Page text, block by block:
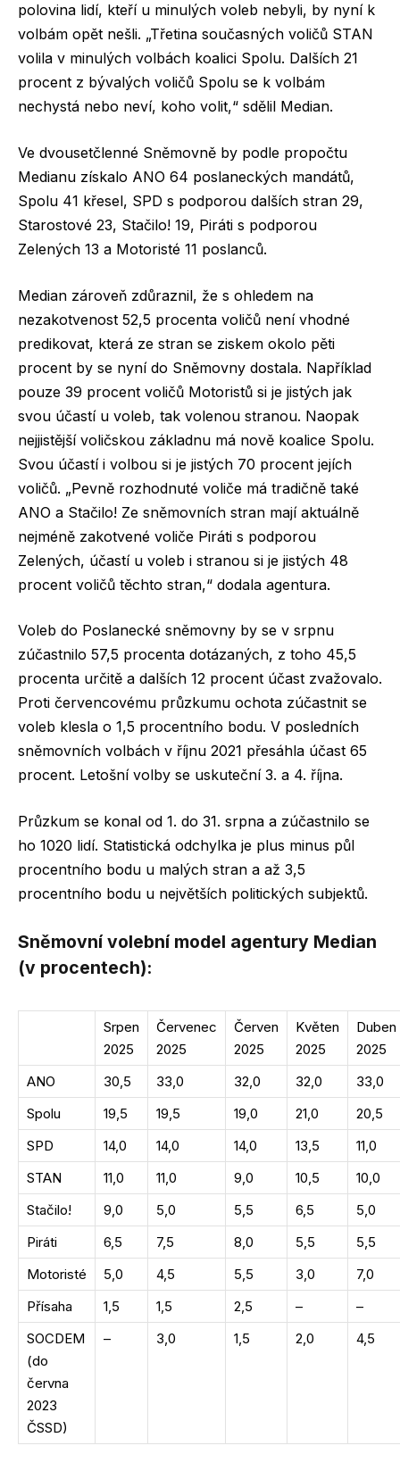
polovina lidí, kteří u minulých voleb nebyli, by nyní k
volbám opět nešli. „Třetina současných voličů STAN
volila v minulých volbách koalici Spolu. Dalších 21
procent z bývalých voličů Spolu se k volbám
nechystá nebo neví, koho volit,“ sdělil Median.
Ve dvousetčlenné Sněmovně by podle propočtu
Medianu získalo ANO 64 poslaneckých mandátů,
Spolu 41 křesel, SPD s podporou dalších stran 29,
Starostové 23, Stačilo! 19, Piráti s podporou
Zelených 13 a Motoristé 11 poslanců.
Median zároveň zdůraznil, že s ohledem na
nezakotvenost 52,5 procenta voličů není vhodné
predikovat, která ze stran se ziskem okolo pěti
procent by se nyní do Sněmovny dostala. Například
pouze 39 procent voličů Motoristů si je jistých jak
svou účastí u voleb, tak volenou stranou. Naopak
nejjistější voličskou základnu má nově koalice Spolu.
Svou účastí i volbou si je jistých 70 procent jejích
voličů. „Pevně rozhodnuté voliče má tradičně také
ANO a Stačilo! Ze sněmovních stran mají aktuálně
nejméně zakotvené voliče Piráti s podporou
Zelených, účastí u voleb i stranou si je jistých 48
procent voličů těchto stran,“ dodala agentura.
Voleb do Poslanecké sněmovny by se v srpnu
zúčastnilo 57,5 procenta dotázaných, z toho 45,5
procenta určitě a dalších 12 procent účast zvažovalo.
Proti červencovému průzkumu ochota zúčastnit se
voleb klesla o 1,5 procentního bodu. V posledních
sněmovních volbách v říjnu 2021 přesáhla účast 65
procent. Letošní volby se uskuteční 3. a 4. října.
Průzkum se konal od 1. do 31. srpna a zúčastnilo se
ho 1020 lidí. Statistická odchylka je plus minus půl
procentního bodu u malých stran a až 3,5
procentního bodu u největších politických subjektů.
Sněmovní volební model agentury Median
(v procentech):
Srpen
2025
Červenec
2025
Červen
2025
Květen
2025
Duben
2025
ANO
30,5 33,0 32,0 32,0
33,0
Spolu
19,5 19,5 19,0 21,0
20,5
SPD
14,0 14,0 14,0 13,5
11,0
STAN
11,0 11,0 9,0 10,5
10,0
Stačilo!
9,0 5,0 5,5 6,5
5,0
Piráti
6,5 7,5 8,0 5,5
5,5
Motoristé
5,0 4,5 5,5 3,0
7,0
Přísaha
1,5 1,5 2,5 –
–
SOCDEM
(do
června
2023
ČSSD)
– 3,0 1,5 2,0 4,5